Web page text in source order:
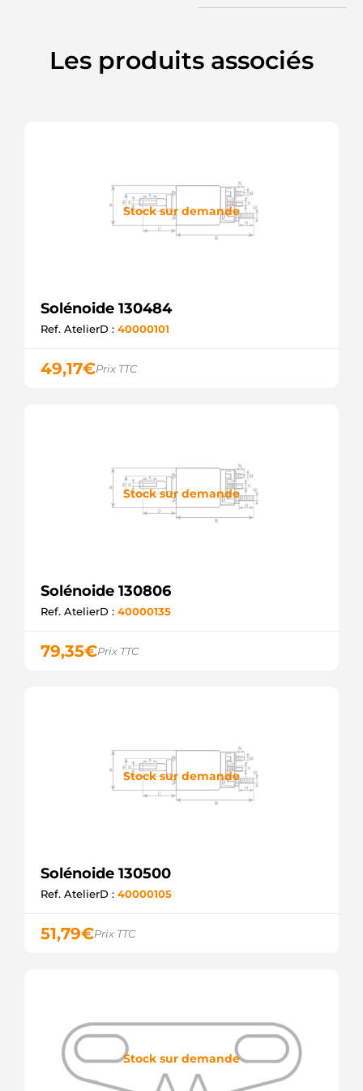
Les produits associés
Stock sur demande
Solénoide 130484
Ref. AtelierD : 40000101
49,17€Prix TTC
Stock sur demande
Solénoide 130806
Ref. AtelierD : 40000135
79,35€Prix TTC
Stock sur demande
Solénoide 130500
Ref. AtelierD : 40000105
51,79€Prix TTC
Stock sur demande